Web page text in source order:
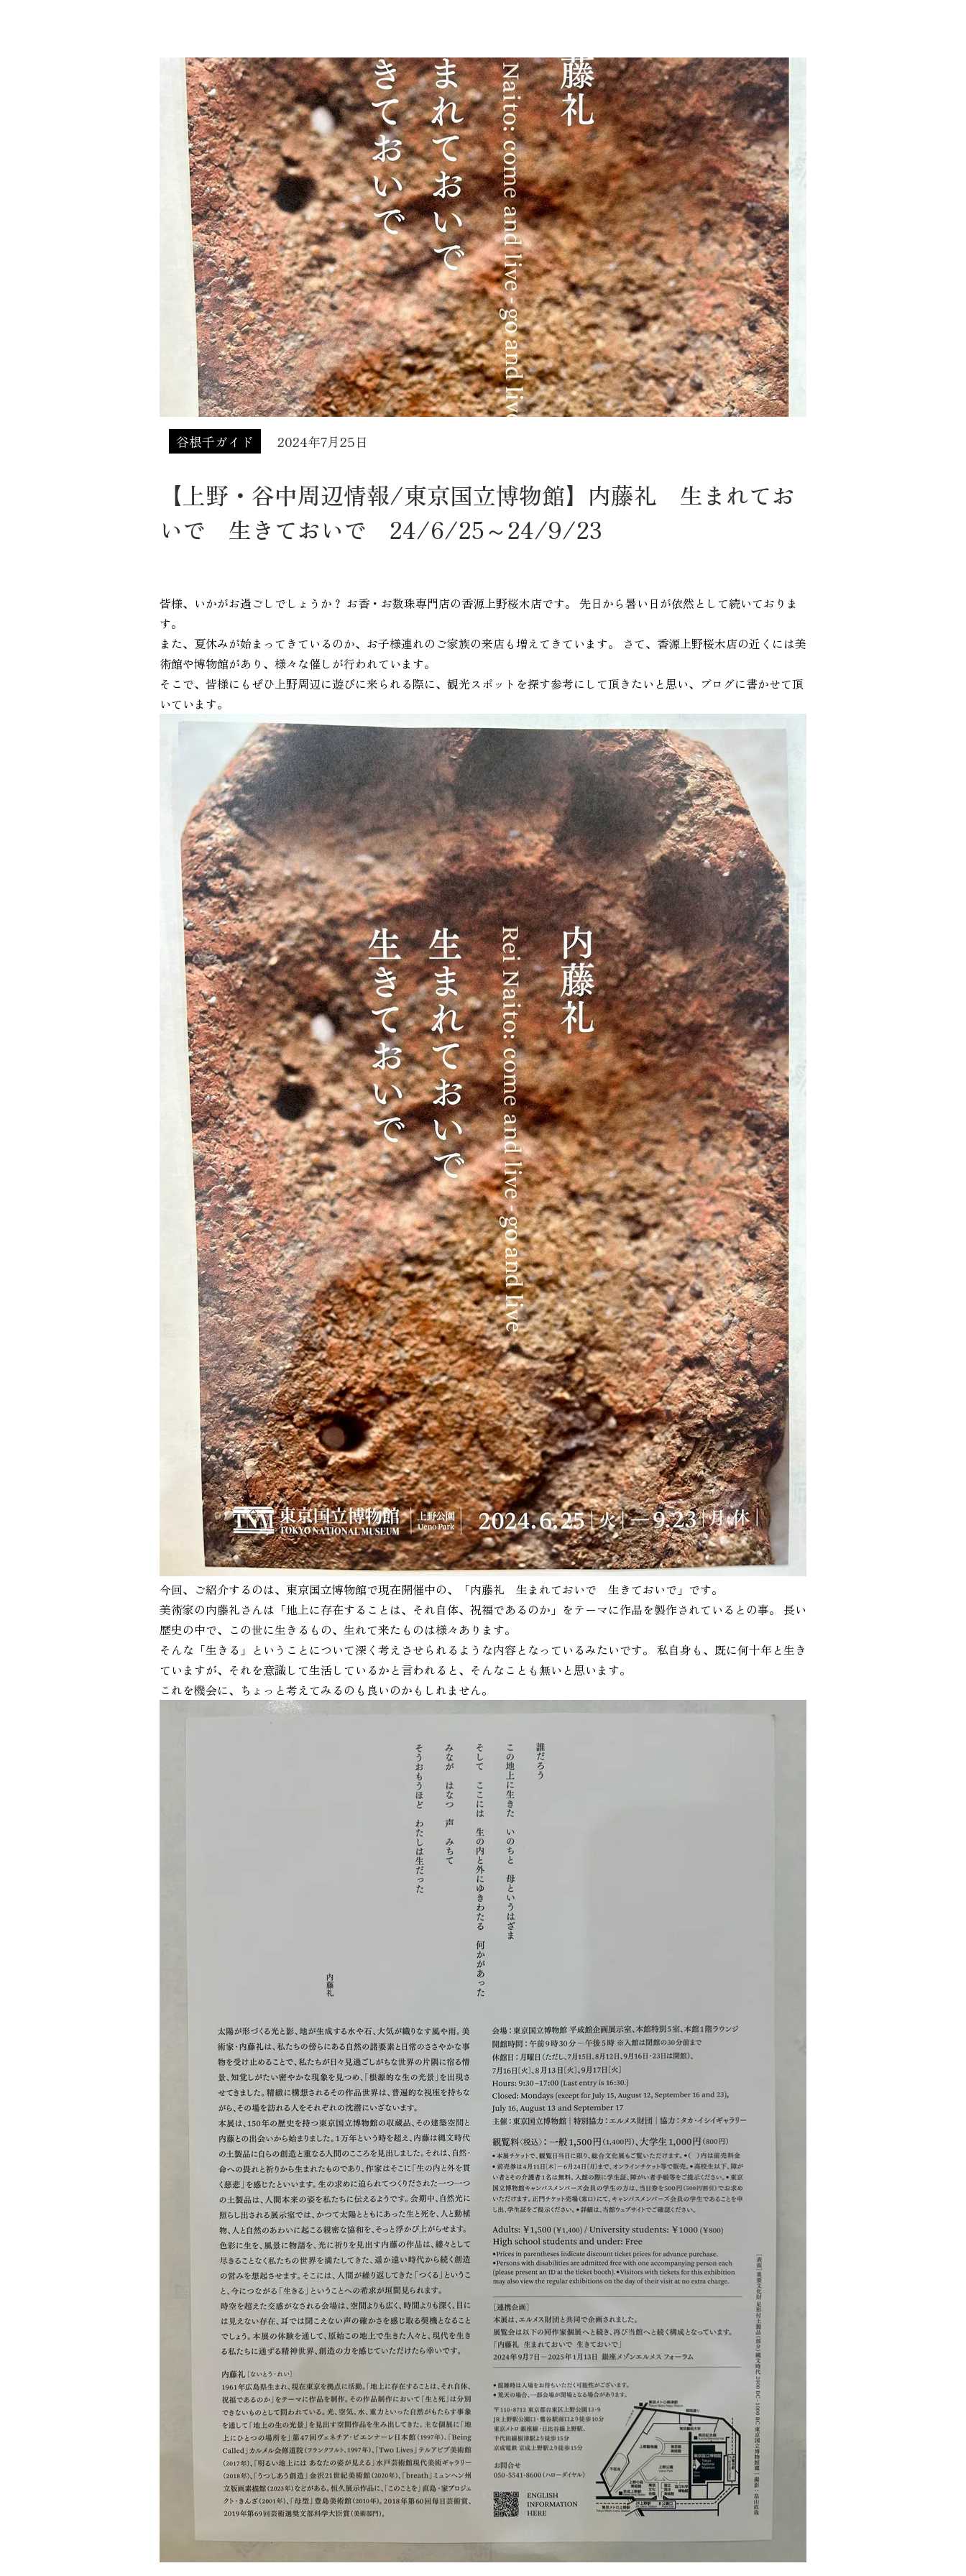
谷根千ガイド 2024年7月25日
【上野・谷中周辺情報/東京国立博物館】内藤礼 生まれてお
いで 生きておいで 24/6/25～24/9/23
皆様、いかがお過ごしでしょうか？ お香・お数珠専門店の香源上野桜木店です。 先日から暑い日が依然として続いておりま
す。
また、夏休みが始まってきているのか、お子様連れのご家族の来店も増えてきています。 さて、香源上野桜木店の近くには美
術館や博物館があり、様々な催しが行われています。
そこで、皆様にもぜひ上野周辺に遊びに来られる際に、観光スポットを探す参考にして頂きたいと思い、ブログに書かせて頂
いています。
今回、ご紹介するのは、東京国立博物館で現在開催中の、「内藤礼 生まれておいで 生きておいで」です。
美術家の内藤礼さんは「地上に存在することは、それ自体、祝福であるのか」をテーマに作品を製作されているとの事。 長い
歴史の中で、この世に生きるもの、生れて来たものは様々あります。
そんな「生きる」ということについて深く考えさせられるような内容となっているみたいです。 私自身も、既に何十年と生き
ていますが、それを意識して生活しているかと言われると、そんなことも無いと思います。
これを機会に、ちょっと考えてみるのも良いのかもしれません。